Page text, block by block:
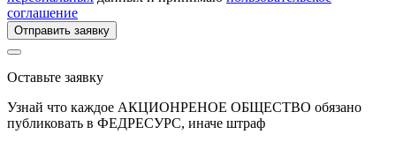
соглашение
Отправить заявку
Оставьте заявку
Узнай что каждое АКЦИОНРЕНОЕ ОБЩЕСТВО обязано
публиковать в ФЕДРЕСУРС, иначе штраф